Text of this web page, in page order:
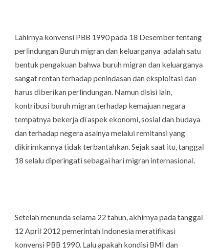
Lahirnya konvensi PBB 1990 pada 18 Desember tentang
perlindungan Buruh migran dan keluarganya adalah satu
bentuk pengakuan bahwa buruh migran dan keluarganya
sangat rentan terhadap penindasan dan eksploitasi dan
harus diberikan perlindungan. Namun disisi lain,
kontribusi buruh migran terhadap kemajuan negara
tempatnya bekerja di aspek ekonomi, sosial dan budaya
dan terhadap negera asalnya melalui remitansi yang
dikirimkannya tidak terbantahkan. Sejak saat itu, tanggal
18 selalu diperingati sebagai hari migran internasional.
Setelah menunda selama 22 tahun, akhirnya pada tanggal
12 April 2012 pemerintah Indonesia meratifikasi
konvensi PBB 1990. Lalu apakah kondisi BMI dan